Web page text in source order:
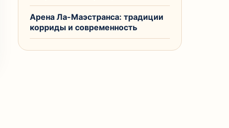
Арена Ла-Маэстранса: традиции
корриды и современность